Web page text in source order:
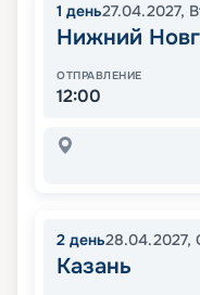
1 день27.04.2027,
Нижний
ОТПРАВЛЕНИЕ
12:00
2 день28.04.2027,
Казань